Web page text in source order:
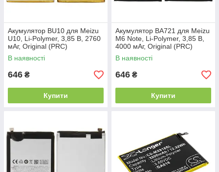
Акумулятор BU10 для Meizu
U10, Li-Polymer, 3,85 B, 2760
мАг, Original (PRC)
В наявності
646 ₴
Купити
Акумулятор BA721 для Meizu
M6 Note, Li-Polymer, 3,85 B,
4000 мАг, Original (PRC)
В наявності
646 ₴
Купити